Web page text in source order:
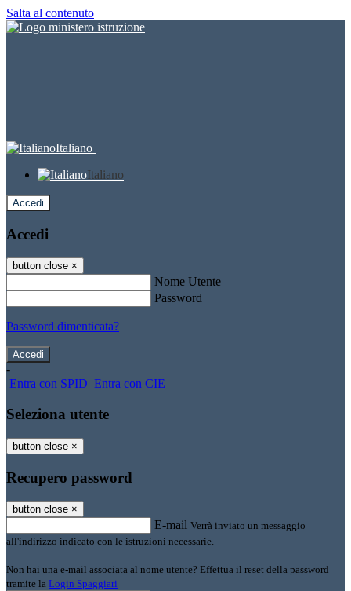
Salta al contenuto
Italiano
Italiano
Accedi
Accedi
button close ×
Nome Utente
Password
Password dimenticata?
-
Entra con SPID Entra con CIE
Seleziona utente
button close ×
Recupero password
button close ×
E-mail Verrà inviato un messaggio
all'indirizzo indicato con le istruzioni necessarie.
Non hai una e-mail associata al nome utente? Effettua il reset della password
tramite la Login Spaggiari